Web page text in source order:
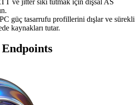
güç tasarrufu profillerini dışlar ve sürekli
kaynakları tutar.
Endpoints